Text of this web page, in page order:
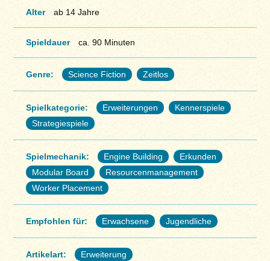
Alter ab 14 Jahre
Spieldauer ca. 90 Minuten
Genre: Science Fiction Zeitlos
Spielkategorie: Erweiterungen
Kennerspiele
Strategiespiele
Spielmechanik: Engine Building
Erkunden
Modular Board
Resourcenmanagement
Worker Placement
Empfohlen für: Erwachsene Jugendliche
Artikelart: Erweiterung